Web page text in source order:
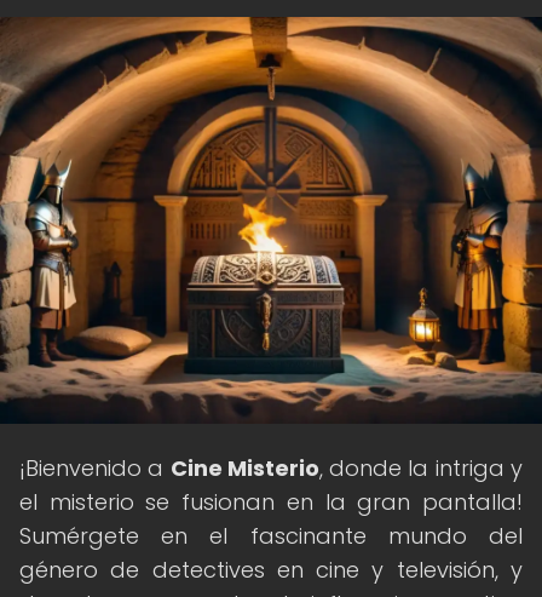
¡Bienvenido a Cine Misterio, donde la intriga y
el misterio se fusionan en la gran pantalla!
Sumérgete en el fascinante mundo del
género de detectives en cine y televisión, y